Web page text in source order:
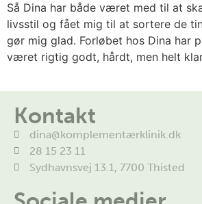
Så Dina har både været med til at
livsstil og fået mig til at sortere de
gør mig glad. Forløbet hos Dina har
været rigtig godt, hårdt, men helt
Kontakt
dina@komplementærklinik.dk
28 15 23 11
Sydhavnsvej 13.1, 7700 Thisted